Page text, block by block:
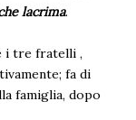
lacrima.
i tre fratelli ,
fa di
famiglia, dopo